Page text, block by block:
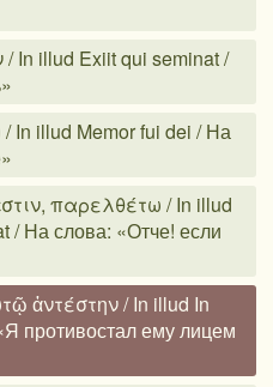
In illud Exiit qui seminat /
In illud Memor fui dei / На
παρελθέτω / In illud
/ На слова: «Отче! если
ἀντέστην / In illud In
противостал ему лицем